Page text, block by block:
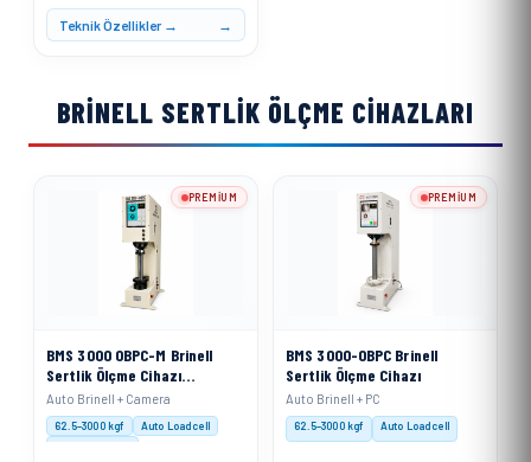
Teknik Özellikler →
BRINELL SERTLIK ÖLÇME CIHAZLARI
BMS 3000 OBPC-M Brinell
Sertlik Ölçme Cihazı
Motorize Sistemli
Auto Brinell + Camera
62.5–3000 kgf
Auto Loadcell
XACT Software
PREMIUM
BMS 3000-OBPC Brinell
Sertlik Ölçme Cihazı
Auto Brinell + PC
62.5–3000 kgf Auto Loadcell
PREMIUM